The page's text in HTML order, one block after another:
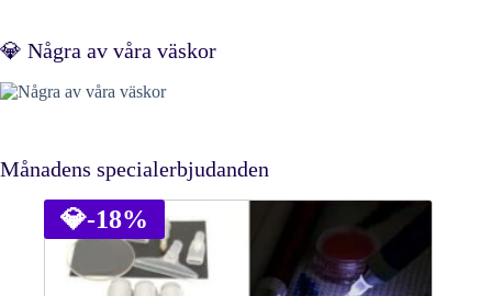
💎 Några av våra väskor
Månadens specialerbjudanden
💎-18%